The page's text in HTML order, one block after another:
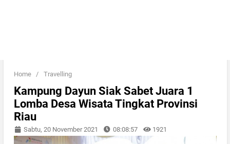
Home / Travelling
Kampung Dayun Siak Sabet Juara 1
Lomba Desa Wisata Tingkat Provinsi
Riau
Sabtu, 20 November 2021 08:08:57 1921